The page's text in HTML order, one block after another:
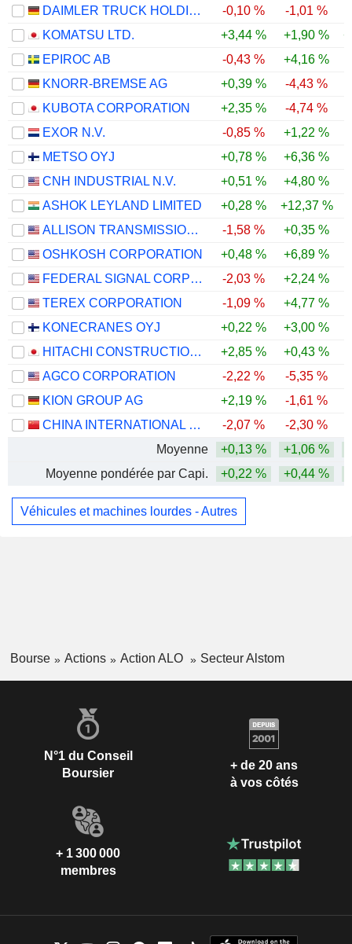
DAIMLER TRUCK HOLDING AG
-0,10 % -1,01 %
KOMATSU LTD.
+3,44 % +1,90 %
EPIROC AB
-0,43 % +4,16 %
KNORR-BREMSE AG
+0,39 % -4,43 %
KUBOTA CORPORATION
+2,35 % -4,74 %
EXOR N.V.
-0,85 % +1,22 %
METSO OYJ
+0,78 % +6,36 %
CNH INDUSTRIAL N.V.
+0,51 % +4,80 %
ASHOK LEYLAND LIMITED
+0,28 % +12,37 %
ALLISON TRANSMISSION HOLDINGS, INC.
-1,58 % +0,35 %
OSHKOSH CORPORATION
+0,48 % +6,89 %
FEDERAL SIGNAL CORPORATION
-2,03 % +2,24 %
TEREX CORPORATION
-1,09 % +4,77 %
KONECRANES OYJ
+0,22 % +3,00 %
HITACHI CONSTRUCTION MACHINERY CO., LTD.
+2,85 % +0,43 %
AGCO CORPORATION
-2,22 % -5,35 %
KION GROUP AG
+2,19 % -1,61 %
CHINA INTERNATIONAL MARINE CONTAINERS (GROUP) CO., LTD.
-2,07 % -2,30 %
Moyenne
+0,13 % +1,06 %
Moyenne pondérée par Capi.
+0,22 % +0,44 %
Véhicules et machines lourdes - Autres
Bourse Actions Action ALO Secteur Alstom
N°1 du Conseil
Boursier
+ de 20 ans
à vos côtés
+ 1 300 000
membres